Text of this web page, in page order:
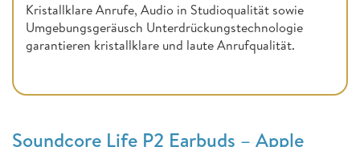
Kristallklare Anrufe, Audio in Studioqualität sowie
Umgebungsgeräusch Unterdrückungstechnologie
garantieren kristallklare und laute Anrufqualität.
Soundcore Life P2 Earbuds – Apple